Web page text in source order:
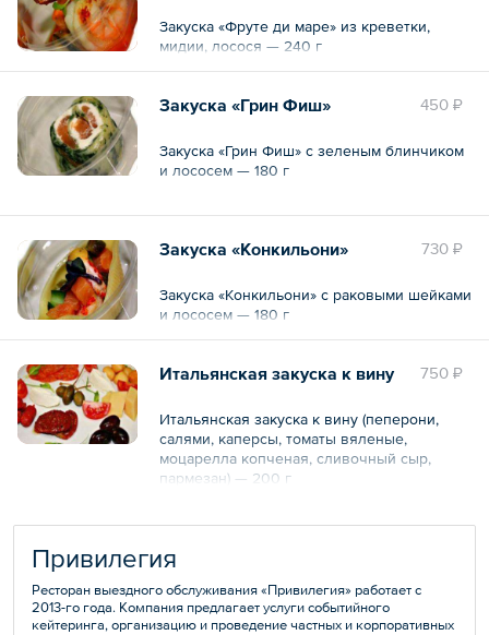
Закуска «Фруте ди маре» из креветки,
мидии, лосося — 240 г
450 ₽
Закуска «Грин Фиш»
Закуска «Грин Фиш» с зеленым блинчиком
и лососем — 180 г
730 ₽
Закуска «Конкильони»
Закуска «Конкильони» с раковыми шейками
и лососем — 180 г
750 ₽
Итальянская закуска к вину
Итальянская закуска к вину (пеперони,
салями, каперсы, томаты вяленые,
моцарелла копченая, сливочный сыр,
пармезан) — 200 г
Привилегия
Ресторан выездного обслуживания «Привилегия» работает с
2013-го года. Компания предлагает услуги событийного
кейтеринга, организацию и проведение частных и корпоративных